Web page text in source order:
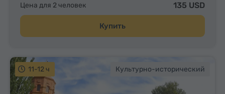
Цена для 2 человек 135 USD
Купить
11-12 ч Культурно-исторический